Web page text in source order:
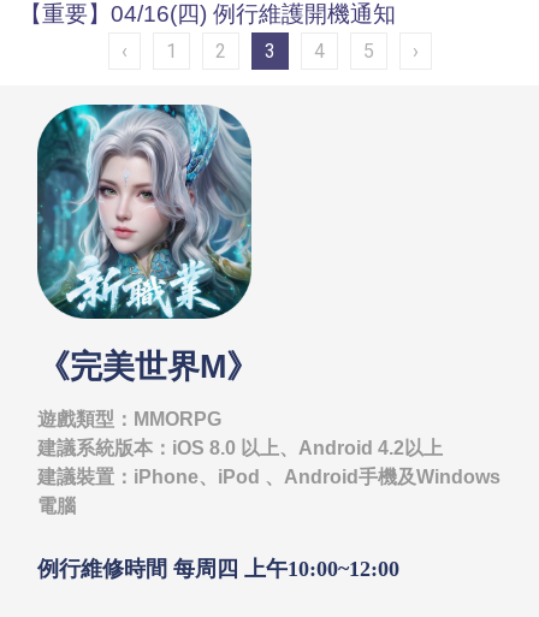
【重要】04/16(四) 例行維護開機通知
‹ 1 2 3 4 5 ›
《完美世界M》
遊戲類型：MMORPG
建議系統版本：iOS 8.0 以上、Android 4.2以上
建議裝置：iPhone、iPod 、Android手機及Windows
電腦
例行維修時間 每周四 上午10:00~12:00